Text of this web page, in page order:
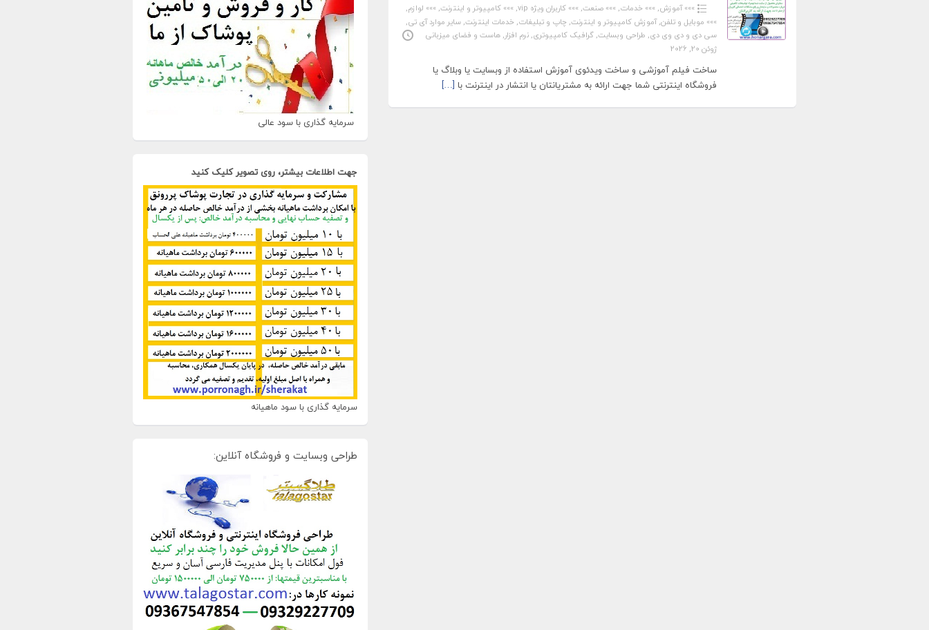
»»» آموزش, »»» خدمات, »»» صنعت, »»» کاربران ویژه vip , »»» کامپیوتر و اینترنت, »»» لوازم,
»»» موبایل و تلفن,آموزش کامپیوتر و اینترنت, چاپ و تبلیغات, خدمات اینترنت, سایر موارد آی تی,
سی دی و دی وی دی, طراحی وبسایت, گرافیک کامپیوتری, نرم افزار, هاست و فضای میزبانی
ژوئن 20, 2026
ساخت فیلم آموزشی و ساخت ویدئوی آموزش استفاده از وبسایت یا وبلاگ یا
فروشگاه اینترنتی شما جهت ارائه به مشتریانتان یا انتشار در اینترنت با […]
سرمایه گذاری با سود عالی
جهت اطلاعات بیشتر، روی تصویر کلیک کنید
سرمایه گذاری با سود ماهیانه
طراحی وبسایت و فروشگاه آنلاین: